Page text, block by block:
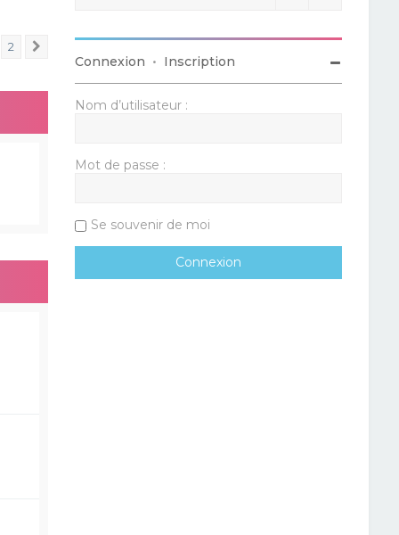
2
Connexion • Inscription
Nom d’utilisateur :
Mot de passe :
Se souvenir de moi